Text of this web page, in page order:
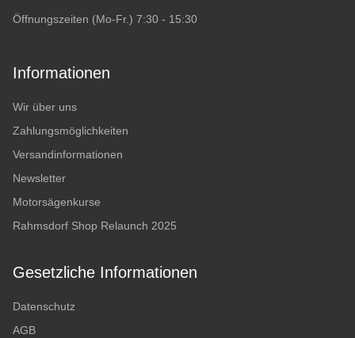
Öffnungszeiten (Mo-Fr.) 7:30 - 15:30
Informationen
Wir über uns
Zahlungsmöglichkeiten
Versandinformationen
Newsletter
Motorsägenkurse
Rahmsdorf Shop Relaunch 2025
Gesetzliche Informationen
Datenschutz
AGB